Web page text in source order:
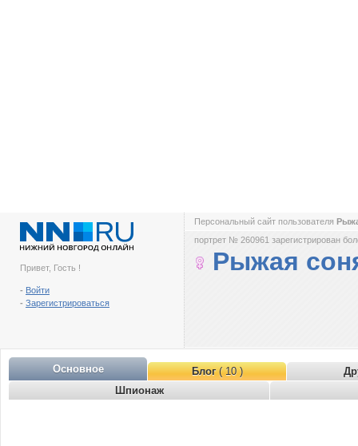
Привет, Гость !
- Войти
- Зарегистрироваться
Персональный сайт пользователя
портрет № 260961 зарегистрирован
Рыжая
Основное Блог( 10 )
Шпионаж